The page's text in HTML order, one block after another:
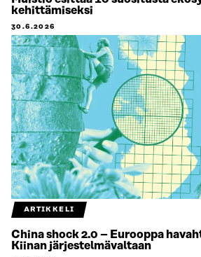
kehittämiseksi
30.6.2026
ARTIKKELI
China shock 2.0 – Eurooppa
Kiinan järjestelmävaltaan